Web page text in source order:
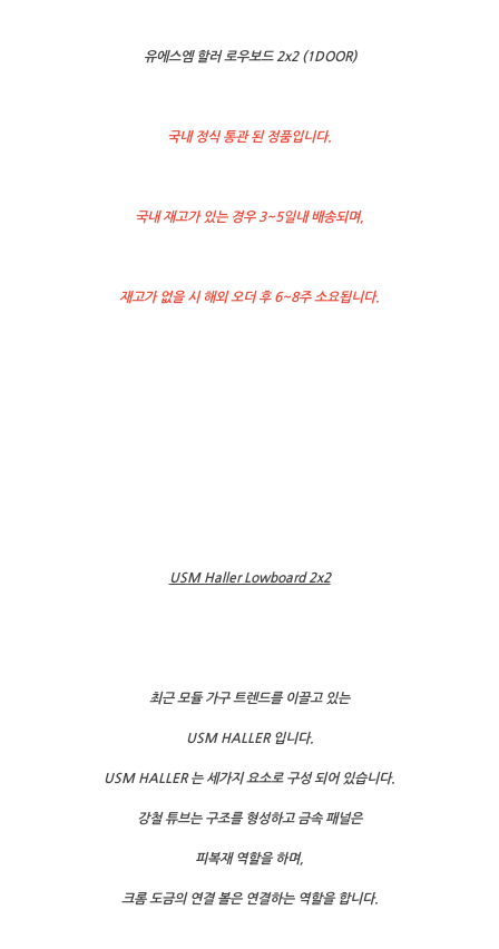
유에스엠 할러 로우보드 2x2 (1DOOR)
국내 정식 통관 된 정품입니다.
국내 재고가 있는 경우 3~5일내 배송되며,
재고가 없을 시 해외 오더 후 6~8주 소요됩니다.
USM Haller Lowboard 2x2
최근 모듈 가구 트렌드를 이끌고 있는
USM HALLER 입니다.
USM HALLER 는 세가지 요소로 구성 되어 있습니다.
강철 튜브는 구조를 형성하고 금속 패널은
피복재 역할을 하며,
크롬 도금의 연결 볼은 연결하는 역할을 합니다.